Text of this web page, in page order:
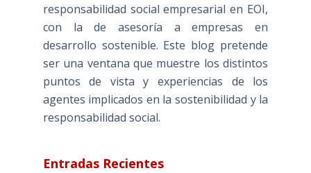
responsabilidad social empresarial en EOI,
con la de asesoría a empresas en
desarrollo sostenible. Este blog pretende
ser una ventana que muestre los distintos
puntos de vista y experiencias de los
agentes implicados en la sostenibilidad y la
responsabilidad social.
Entradas Recientes